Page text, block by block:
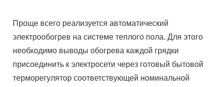
Проще всего реализуется автоматический
электрообогрев на системе теплого пола. Для этого
необходимо выводы обогрева каждой грядки
присоединить к электросети через готовый бытовой
терморегулятор соответствующей номинальной